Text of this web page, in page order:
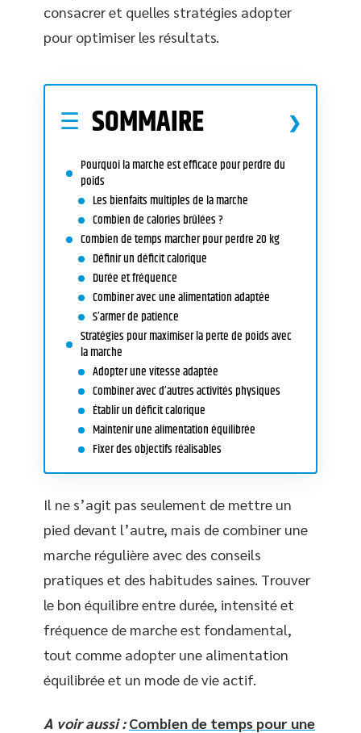
consacrer et quelles stratégies adopter
pour optimiser les résultats.
SOMMAIRE
Pourquoi la marche est efficace pour perdre du
poids
Les bienfaits multiples de la marche
Combien de calories brûlées ?
Combien de temps marcher pour perdre 20 kg
Définir un déficit calorique
Durée et fréquence
Combiner avec une alimentation adaptée
S’armer de patience
Stratégies pour maximiser la perte de poids avec
la marche
Adopter une vitesse adaptée
Combiner avec d’autres activités physiques
Établir un déficit calorique
Maintenir une alimentation équilibrée
Fixer des objectifs réalisables
Il ne s’agit pas seulement de mettre un
pied devant l’autre, mais de combiner une
marche régulière avec des conseils
pratiques et des habitudes saines. Trouver
le bon équilibre entre durée, intensité et
fréquence de marche est fondamental,
tout comme adopter une alimentation
équilibrée et un mode de vie actif.
A voir aussi : Combien de temps pour une